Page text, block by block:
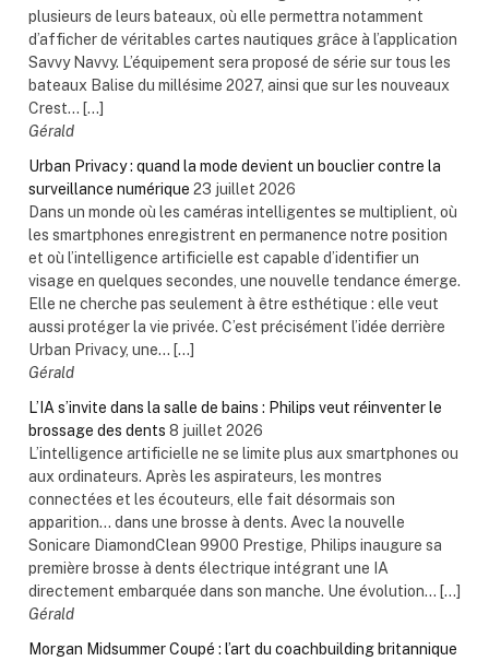
plusieurs de leurs bateaux, où elle permettra notamment
d’afficher de véritables cartes nautiques grâce à l’application
Savvy Navvy. L’équipement sera proposé de série sur tous les
bateaux Balise du millésime 2027, ainsi que sur les nouveaux
Crest... […]
Gérald
Urban Privacy : quand la mode devient un bouclier contre la
surveillance numérique 23 juillet 2026
Dans un monde où les caméras intelligentes se multiplient, où
les smartphones enregistrent en permanence notre position
et où l’intelligence artificielle est capable d’identifier un
visage en quelques secondes, une nouvelle tendance émerge.
Elle ne cherche pas seulement à être esthétique : elle veut
aussi protéger la vie privée. C’est précisément l’idée derrière
Urban Privacy, une... […]
Gérald
L’IA s’invite dans la salle de bains : Philips veut réinventer le
brossage des dents 8 juillet 2026
L’intelligence artificielle ne se limite plus aux smartphones ou
aux ordinateurs. Après les aspirateurs, les montres
connectées et les écouteurs, elle fait désormais son
apparition… dans une brosse à dents. Avec la nouvelle
Sonicare DiamondClean 9900 Prestige, Philips inaugure sa
première brosse à dents électrique intégrant une IA
directement embarquée dans son manche. Une évolution... […]
Gérald
Morgan Midsummer Coupé : l’art du coachbuilding britannique